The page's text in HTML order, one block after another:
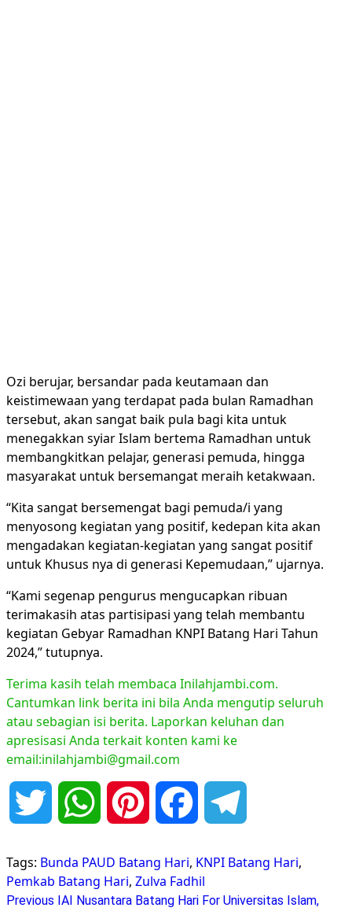
Ozi berujar, bersandar pada keutamaan dan
keistimewaan yang terdapat pada bulan Ramadhan
tersebut, akan sangat baik pula bagi kita untuk
menegakkan syiar Islam bertema Ramadhan untuk
membangkitkan pelajar, generasi pemuda, hingga
masyarakat untuk bersemangat meraih ketakwaan.
“Kita sangat bersemengat bagi pemuda/i yang
menyosong kegiatan yang positif, kedepan kita akan
mengadakan kegiatan-kegiatan yang sangat positif
untuk Khusus nya di generasi Kepemudaan,” ujarnya.
“Kami segenap pengurus mengucapkan ribuan
terimakasih atas partisipasi yang telah membantu
kegiatan Gebyar Ramadhan KNPI Batang Hari Tahun
2024,” tutupnya.
Terima kasih telah membaca Inilahjambi.com.
Cantumkan link berita ini bila Anda mengutip seluruh
atau sebagian isi berita. Laporkan keluhan dan
apresisasi Anda terkait konten kami ke
email:inilahjambi@gmail.com
Twitter WhatsAppPinterest Facebook
Tags: Bunda PAUD Batang Hari, KNPI Batang Hari,
Pemkab Batang Hari, Zulva Fadhil
Continue
Previous IAI Nusantara Batang Hari For Universitas Islam,